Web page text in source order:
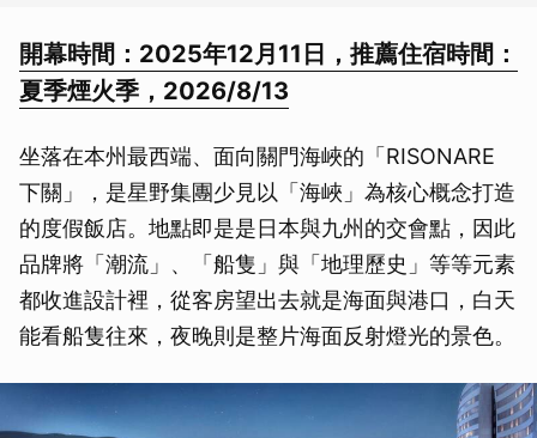
開幕時間：2025年12月11日，推薦住宿時間：
夏季煙火季，2026/8/13
坐落在本州最西端、面向關門海峽的「RISONARE
下關」，是星野集團少見以「海峽」為核心概念打造
的度假飯店。地點即是是日本與九州的交會點，因此
品牌將「潮流」、「船隻」與「地理歷史」等等元素
都收進設計裡，從客房望出去就是海面與港口，白天
能看船隻往來，夜晚則是整片海面反射燈光的景色。